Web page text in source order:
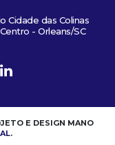
Cidade das Colinas
- Orleans/SC
E DESIGN MANO
.